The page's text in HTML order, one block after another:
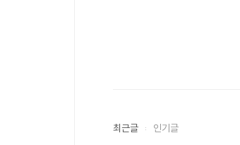
최근글 인기글